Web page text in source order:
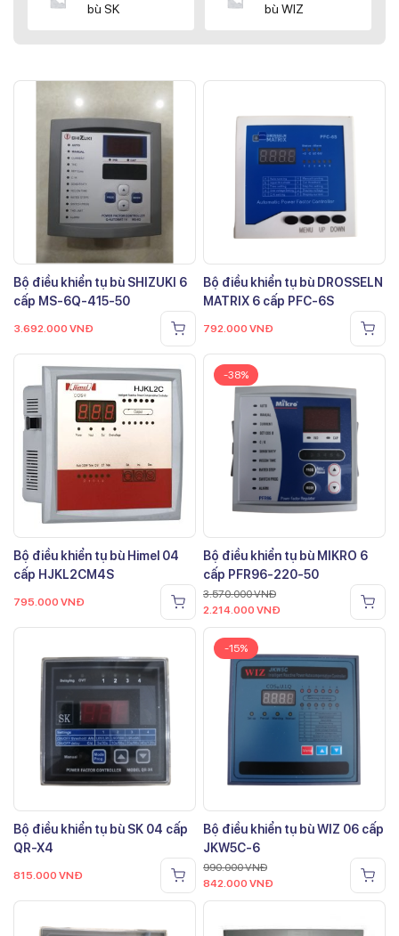
bù SK
bù WIZ
Bộ điều khiển tụ bù SHIZUKI 6
cấp MS-6Q-415-50
3.692.000 VNĐ
Bộ điều khiển tụ bù DROSSELN
MATRIX 6 cấp PFC-6S
792.000 VNĐ
Bộ điều khiển tụ bù Himel 04
cấp HJKL2CM4S
795.000 VNĐ
-38%
Bộ điều khiển tụ bù MIKRO 6
cấp PFR96-220-50
3.570.000VNĐ
2.214.000 VNĐ
Bộ điều khiển tụ bù SK 04 cấp
QR-X4
815.000 VNĐ
-15%
Bộ điều khiển tụ bù WIZ 06 cấp
JKW5C-6
990.000VNĐ
842.000 VNĐ